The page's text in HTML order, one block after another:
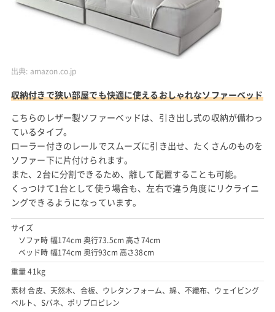
出典: amazon.co.jp
収納付きで狭い部屋でも快適に使えるおしゃれなソファーベッド
こちらのレザー製ソファーベッドは、引き出し式の収納が備わっ
ているタイプ。
ローラー付きのレールでスムーズに引き出せ、たくさんのものを
ソファー下に片付けられます。
また、2台に分割できるため、離して配置することも可能。
くっつけて1台として使う場合も、左右で違う角度にリクライニ
ングできるようになっています。
サイズ
ソファ時 幅174cm 奥行73.5cm 高さ74cm
ベッド時 幅174cm 奥行93cm 高さ38cm
重量 41kg
素材 合皮、天然木、合板、ウレタンフォーム、綿、不織布、ウェイビング
ベルト、Sバネ、ポリプロピレン